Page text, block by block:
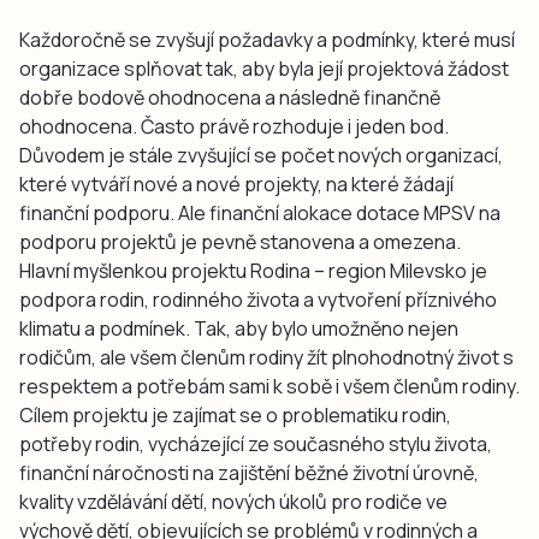
Každoročně se zvyšují požadavky a podmínky, které musí
organizace splňovat tak, aby byla její projektová žádost
dobře bodově ohodnocena a následně finančně
ohodnocena. Často právě rozhoduje i jeden bod.
Důvodem je stále zvyšující se počet nových organizací,
které vytváří nové a nové projekty, na které žádají
finanční podporu. Ale finanční alokace dotace MPSV na
podporu projektů je pevně stanovena a omezena.
Hlavní myšlenkou projektu Rodina – region Milevsko je
podpora rodin, rodinného života a vytvoření příznivého
klimatu a podmínek. Tak, aby bylo umožněno nejen
rodičům, ale všem členům rodiny žít plnohodnotný život s
respektem a potřebám sami k sobě i všem členům rodiny.
Cílem projektu je zajímat se o problematiku rodin,
potřeby rodin, vycházející ze současného stylu života,
finanční náročnosti na zajištění běžné životní úrovně,
kvality vzdělávání dětí, nových úkolů pro rodiče ve
výchově dětí, objevujících se problémů v rodinných a